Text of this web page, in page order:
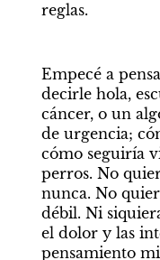
reglas.
Empecé a
decirle hola,
cáncer, o un
de urgencia;
cómo seguiría
perros. No
nunca. No
débil. Ni
el dolor y las
pensamiento